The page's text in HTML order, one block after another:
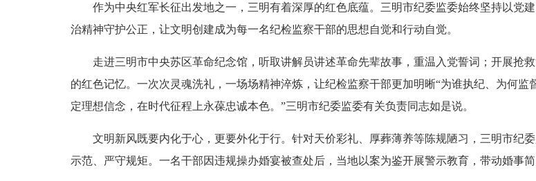
作为中央红军长征出发地之一，三明有着深厚的红色底蕴。三明市纪委监委始终坚持以党
治精神守护公正，让文明创建成为每一名纪检监察干部的思想自觉和行动自觉。
走进三明市中央苏区革命纪念馆，听取讲解员讲述革命先辈故事，重温入党誓词；开展抢
的红色记忆。一次次灵魂洗礼，一场场精神淬炼，让纪检监察干部更加明晰“为谁执纪、为何
定理想信念，在时代征程上永葆忠诚本色。”三明市纪委监委有关负责同志如是说。
文明新风既要内化于心，更要外化于行。针对天价彩礼、厚葬薄养等陈规陋习，三明市纪
示范、严守规矩。一名干部因违规操办婚宴被查处后，当地以案为鉴开展警示教育，带动婚事简